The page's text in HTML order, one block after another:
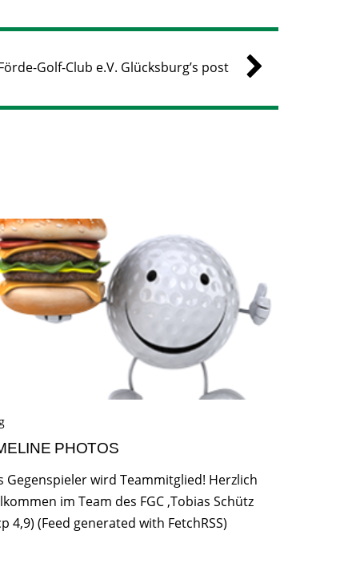
Golf-Club e.V. Glücksburg’s post
PHOTOS
Gegenspieler wird Teammitglied! Herzlich
im Team des FGC ,Tobias Schütz
4,9) (Feed generated with FetchRSS)